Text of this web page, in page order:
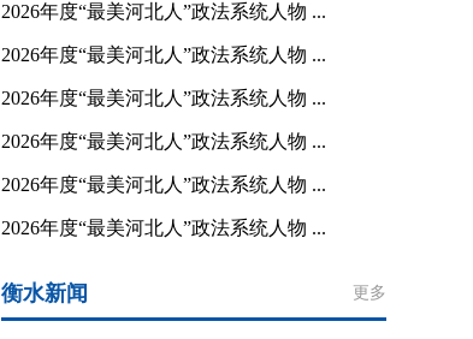
2026年度“最美河北人”政法系统人物 ...
2026年度“最美河北人”政法系统人物 ...
2026年度“最美河北人”政法系统人物 ...
2026年度“最美河北人”政法系统人物 ...
2026年度“最美河北人”政法系统人物 ...
2026年度“最美河北人”政法系统人物 ...
衡水新闻 更多